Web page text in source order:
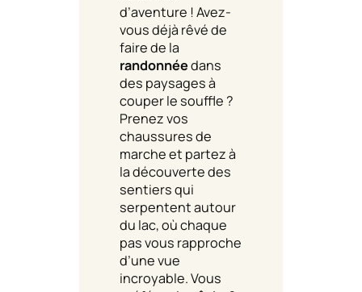
d’aventure ! Avez-
vous déjà rêvé de
faire de la
randonnéedans
des paysages à
couper le souffle ?
Prenez vos
chaussures de
marche et partez à
la découverte des
sentiers qui
serpentent autour
du lac, où chaque
pas vous rapproche
d’une vue
incroyable. Vous